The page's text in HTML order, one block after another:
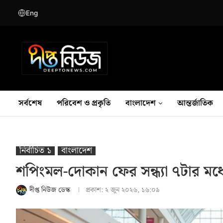
Eng
সর্বশেষ পরিবেশ ও প্রকৃতি বাংলাদেশ আন্তর্জাতিক
নির্বাচিত ১ বাংলাদেশ
শপিংমল-দোকান ফের সন্ধ্যা ৭টার
দীপ্ত নিউজ ডেস্ক প্রকাশ: ২ জুন ২০২৬, ১৬:০৯